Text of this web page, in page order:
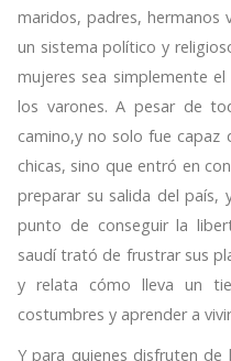
maridos, padres,
un sistema político y
mujeres sea simplemente
los varones. A pesar de
camino,y no solo fue capaz
chicas, sino que entró en
preparar su salida del país,
punto de conseguir la
saudí trató de frustrar sus
y relata cómo lleva un
costumbres y aprender a
Y para quienes disfruten